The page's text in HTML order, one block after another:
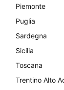
Piemonte
Puglia
Sardegna
Sicilia
Toscana
Trentino Alto